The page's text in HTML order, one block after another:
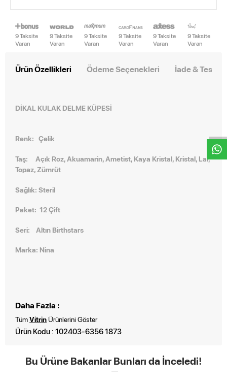
9 Taksite
Varan
9 Taksite
Varan
9 Taksite
Varan
9 Taksite
Varan
9 Taksite
Varan
9 Taksite
Varan
Ürün Özellikleri Ödeme Seçenekleri İade &
DİKAL KULAK DELME KÜPESİ
Renk: Çelik
Taş: Açık Roz, Akuamarin, Ametist, Kaya Kristal, Kristal, Lal,
Topaz, Zümrüt
Sağlık: Steril
Paket: 12 Çift
Seri: Altın Birthstars
Marka: Nina
Daha Fazla :
TümVitrin Ürünlerini Göster
Ürün Kodu : 102403-6356 1873
Bu Ürüne Bakanlar Bunları da İnceledi!